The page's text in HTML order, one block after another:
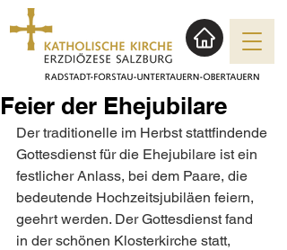
Feier der Ehejubilare
Der traditionelle im Herbst stattfindende
Gottesdienst für die Ehejubilare ist ein
festlicher Anlass, bei dem Paare, die
bedeutende Hochzeitsjubiläen feiern,
geehrt werden. Der Gottesdienst fand
in der schönen Klosterkirche statt,